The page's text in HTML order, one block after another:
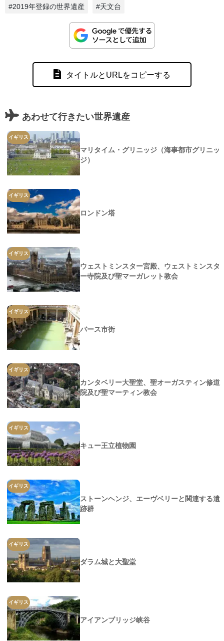
#2019年登録の世界遺産 #天文台
タイトルとURLをコピーする
あわせて行きたい世界遺産
イギリス
マリタイム・グリニッジ（海事都市グリニッ
ジ）
イギリス
ロンドン塔
イギリス
ウェストミンスター宮殿、ウェストミンスタ
ー寺院及び聖マーガレット教会
イギリス
バース市街
イギリス
カンタベリー大聖堂、聖オーガスティン修道
院及び聖マーティン教会
イギリス
キュー王立植物園
イギリス
ストーンヘンジ、エーヴベリーと関連する遺
跡群
イギリス
ダラム城と大聖堂
イギリス
アイアンブリッジ峡谷